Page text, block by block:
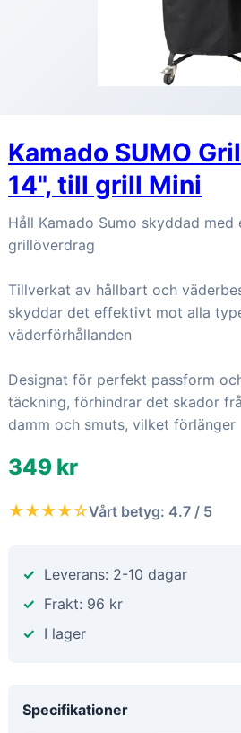
Kamado SUMO
14", till grill Mini
Håll Kamado Sumo skyddad
grillöverdrag
Tillverkat av hållbart och
skyddar det effektivt mot alla
väderförhållanden
Designat för perfekt passform
täckning, förhindrar det skador
damm och smuts, vilket förlänger
349 kr
★★★★☆Vårt betyg: 4.7 / 5
Leverans: 2-10 dagar
Frakt: 96 kr
I lager
Specifikationer